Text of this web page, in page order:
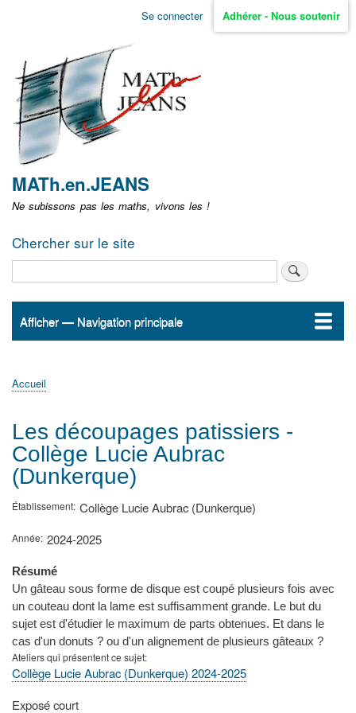
Aller
non
identifié
Se connecter Adhérer - Nous soutenir
MATh.en.JEANS
Ne subissons pas les maths, vivons les !
Chercher sur le site
Navigation
Afficher — Navigation principale
Accueil
ActualitésMATh.en.JEANS ?
Régions et Ateliers
Créer, gérer un atelier
Sujets/Publications
Congrès
d'Ariane
Accueil
Les découpages patissiers -
Collège Lucie Aubrac
(Dunkerque)
Établissement Collège Lucie Aubrac (Dunkerque)
Année 2024-2025
Résumé
Un gâteau sous forme de disque est coupé plusieurs fois avec
un couteau dont la lame est suffisamment grande. Le but du
sujet est d'étudier le maximum de parts obtenues. Et dans le
cas d'un donuts ? ou d'un alignement de plusieurs gâteaux ?
Ateliers qui présentent ce sujet
Collège Lucie Aubrac (Dunkerque) 2024-2025
Type
Exposé court